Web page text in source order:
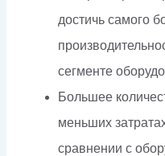
достичь самого
сегменте
Большее
меньших
сравнении с